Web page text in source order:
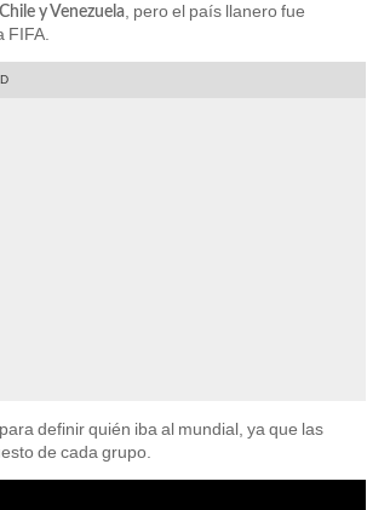
y Venezuela, pero el país llanero fue
FIFA.
definir quién iba al mundial, ya que las
de cada grupo.